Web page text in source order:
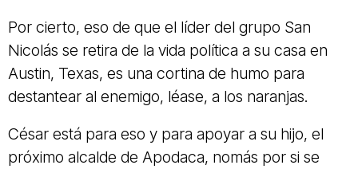
Por cierto, eso de que el líder del grupo San
Nicolás se retira de la vida política a su casa en
Austin, Texas, es una cortina de humo para
destantear al enemigo, léase, a los naranjas.
César está para eso y para apoyar a su hijo, el
próximo alcalde de Apodaca, nomás por si se